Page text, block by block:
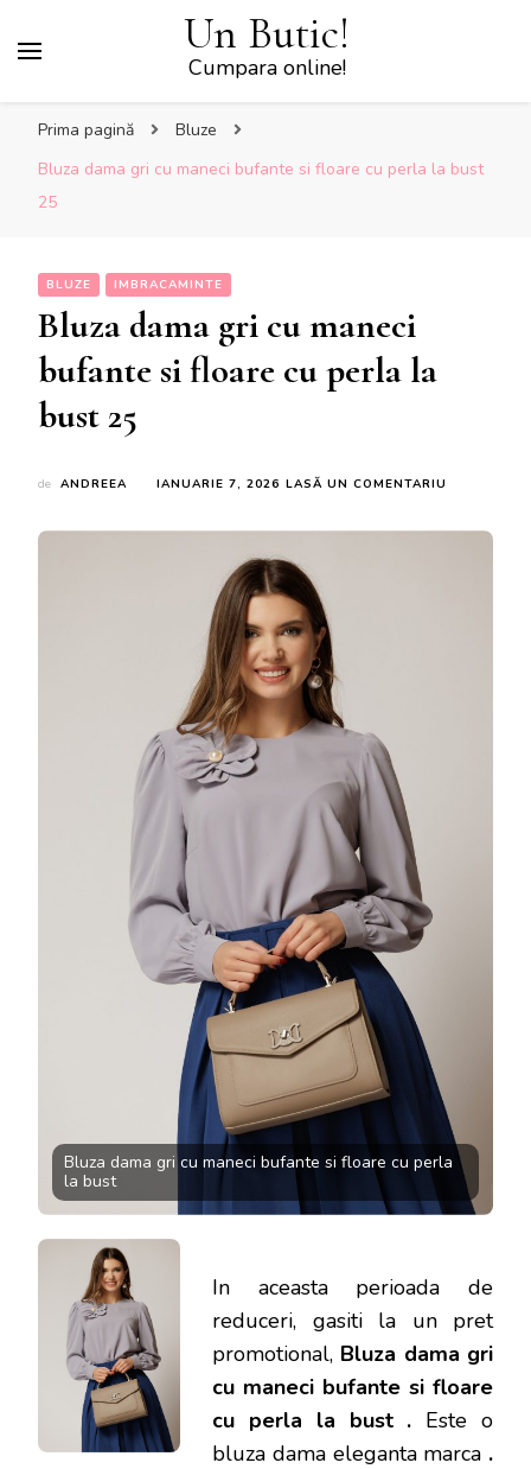
Un Butic!
Cumpara online!
Prima pagină
Bluze
Bluza dama gri cu maneci bufante si floare cu perla la bust
25
BLUZE IMBRACAMINTE
Bluza dama gri cu maneci
bufante si floare cu perla la
bust 25
de ANDREEA IANUARIE 7, 2026 LASĂ UN COMENTARIU
Bluza dama gri cu maneci bufante si floare cu perla
la bust
In aceasta perioada de
reduceri, gasiti la un pret
promotional, Bluza dama gri
cu maneci bufante si floare
cu perla la bust . Este o
bluza dama eleganta marca .